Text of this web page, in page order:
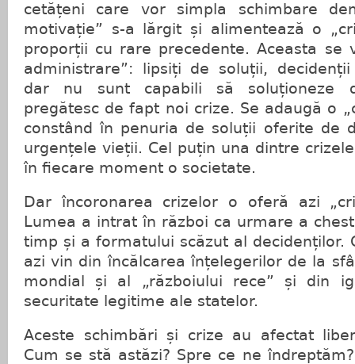
cetățeni care vor simpla schimbare
motivație” s-a lărgit și alimentează o
proporții cu rare precedente. Aceasta se
administrare”: lipsiți de soluții,
dar nu sunt capabili să soluționeze
pregătesc de fapt noi crize. Se adaugă o
constând în penuria de soluții oferite de
urgențele vieții. Cel puțin una dintre
în fiecare moment o societate.
Dar încoronarea crizelor o oferă azi
Lumea a intrat în război ca urmare a
timp și a formatului scăzut al decidenților.
azi vin din încălcarea înțelegerilor de la
mondial și al „războiului rece” și din
securitate legitime ale statelor.
Aceste schimbări și crize au afectat
Cum se stă astăzi? Spre ce ne